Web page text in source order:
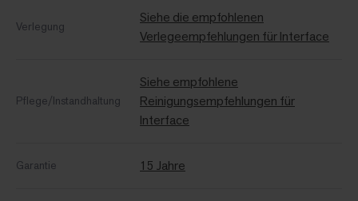
Verlegung
Siehe die empfohlenen
Verlegeempfehlungen für Interface
Pflege/Instandhaltung
Siehe empfohlene
Reinigungsempfehlungen für
Interface
Garantie 15 Jahre